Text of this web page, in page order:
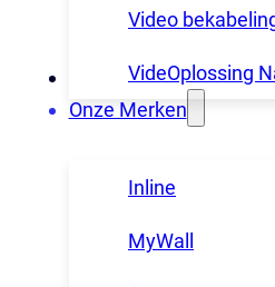
Video
VideOplossing
Onze Merken
Inline
MyWall